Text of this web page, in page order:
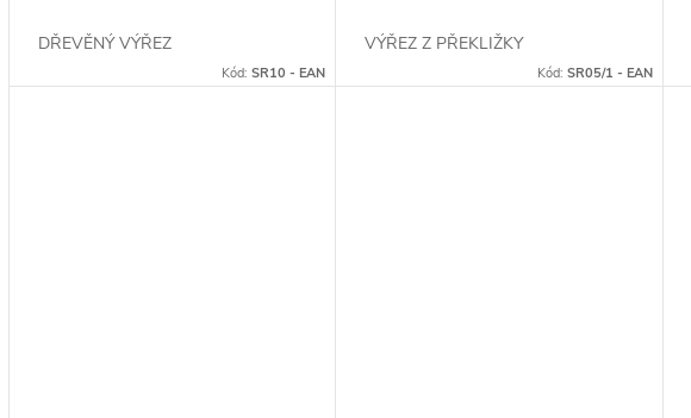
DŘEVĚNÝ VÝŘEZ
Kód:SR10 - EAN
VÝŘEZ Z PŘEKLIŽKY
Kód: SR05/1 - EAN